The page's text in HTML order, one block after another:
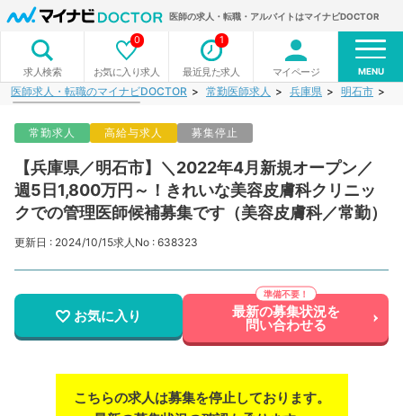
医師の求人・転職・アルバイトはマイナビDOCTOR
求人検索 お気に入り求人
0
最近見た求人
1
マイページ MENU
医師求人・転職のマイナビDOCTOR 常勤医師求人 兵庫県 明石市
常勤求人 高給与求人 募集停止
【兵庫県／明石市】＼2022年4月新規オープン／
週5日1,800万円～！きれいな美容皮膚科クリニッ
クでの管理医師候補募集です（美容皮膚科／常勤）
更新日 : 2024/10/15求人No : 638323
お気に入り 最新の募集状況を
問い合わせる
こちらの求人は募集を停止しております。